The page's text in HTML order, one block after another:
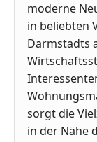
moderne
in beliebten
Darmstadts
sorgt die
in der Nähe